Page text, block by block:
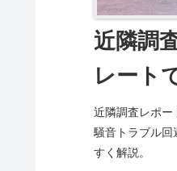
近隣調
レート
近隣調査レポー
騒音トラブル回
すく解説。